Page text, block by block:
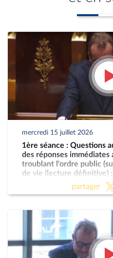
mercredi 15 juillet 2026
1ère séance : Questions
des réponses immédiates
troublant l'ordre public
de vie (lecture définitive)
partager